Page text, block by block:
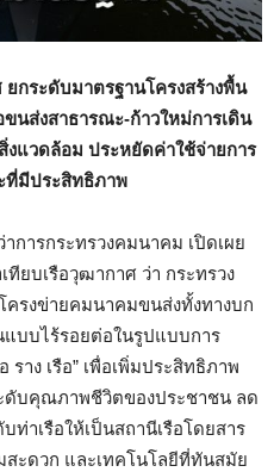
กระดับมาตรฐานโครงสร้างพื้น
นส่งสาธารณะ-ก้าวใหม่การเดิน
งแวดล้อม ประหยัดค่าใช้จ่ายการ
ที่มีประสิทธิภาพ
การกระทรวงคมนาคม เปิดเผย
ทียบเรือวุฒากาศ ว่า กระทรวง
รงข่ายคมนาคมขนส่งทั้งทางบก
แบบไร้รอยต่อในรูปแบบการ
าง เรือ” เพื่อเพิ่มประสิทธิภาพ
ะดับคุณภาพชีวิตของประชาชน ลด
ท่าเรือให้เป็นสถานีเรือโดยสาร
ะดวก และเทคโนโลยีที่ทันสมัย